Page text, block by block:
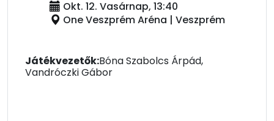
Okt. 12. Vasárnap, 13:40
One Veszprém Aréna | Veszprém
Játékvezetők:Bóna Szabolcs Árpád,
Vandróczki Gábor